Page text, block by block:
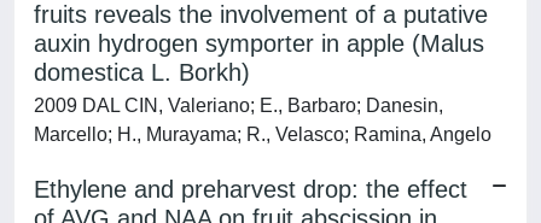
fruits reveals the involvement of a putative
auxin hydrogen symporter in apple (Malus
domestica L. Borkh)
2009 DAL CIN, Valeriano; E., Barbaro; Danesin,
Marcello; H., Murayama; R., Velasco; Ramina, Angelo
Ethylene and preharvest drop: the effect